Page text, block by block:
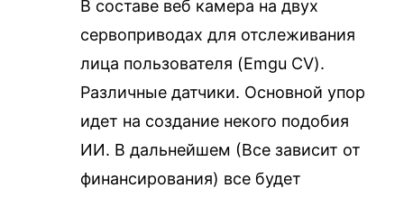
В составе веб камера на двух
сервоприводах для отслеживания
лица пользователя (Emgu CV).
Различные датчики. Основной упор
идет на создание некого подобия
ИИ. В дальнейшем (Все зависит от
финансирования) все будет